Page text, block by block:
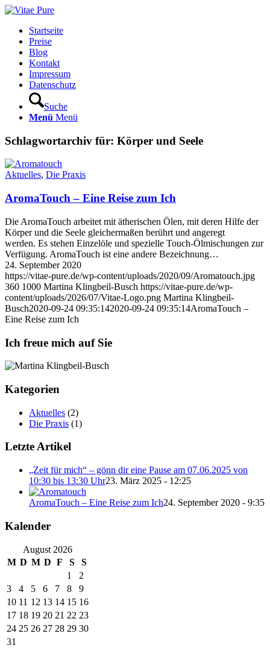
Startseite
Preise
Blog
Kontakt
Impressum
Datenschutz
Suche
Menü Menü
Schlagwortarchiv für: Körper und Seele
Aktuelles, Die Praxis
AromaTouch – Eine Reise zum Ich
Die AromaTouch arbeitet mit ätherischen Ölen, mit deren Hilfe der
Körper und die Seele gleichermaßen berührt und angeregt
werden. Es stehen Einzelöle und spezielle Touch-Ölmischungen zur
Verfügung. AromaTouch ist eine andere Bezeichnung…
24. September 2020
https://vitae-pure.de/wp-content/uploads/2020/09/Aromatouch.jpg
360 1000 Martina Klingbeil-Busch https://vitae-pure.de/wp-
content/uploads/2026/07/Vitae-Logo.png Martina Klingbeil-
Busch2020-09-24 09:35:142020-09-24 09:35:14AromaTouch –
Eine Reise zum Ich
Ich freue mich auf Sie
Kategorien
Aktuelles (2)
Die Praxis (1)
Letzte Artikel
„Zeit für mich“ – gönn dir eine Pause am 07.06.2025 von
10:30 bis 13:30 Uhr23. März 2025 - 12:25
AromaTouch – Eine Reise zum Ich24. September 2020 - 9:35
Kalender
August 2026
M D M D F S
S
1
2
3
4 5 6 7 8
9
10 11 12 13 14 15 16
17 18 19 20 21 22 23
24 25 26 27 28 29 30
31